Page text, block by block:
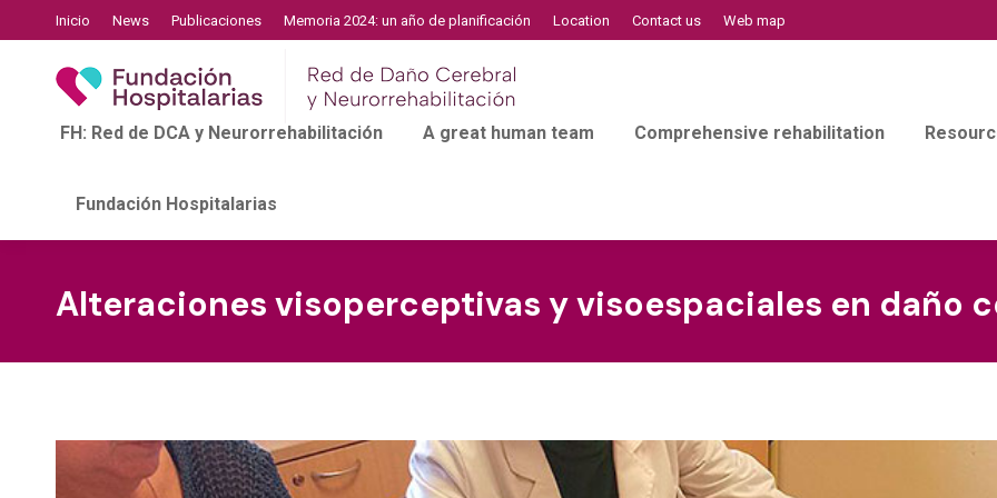
Inicio News Publicaciones Memoria 2024: un año de planificación Location Contact us Web map
FH: Red de DCA y Neurorrehabilitación A great human team Comprehensive rehabilitation
Fundación Hospitalarias
Alteraciones visoperceptivas y visoespaciales en daño